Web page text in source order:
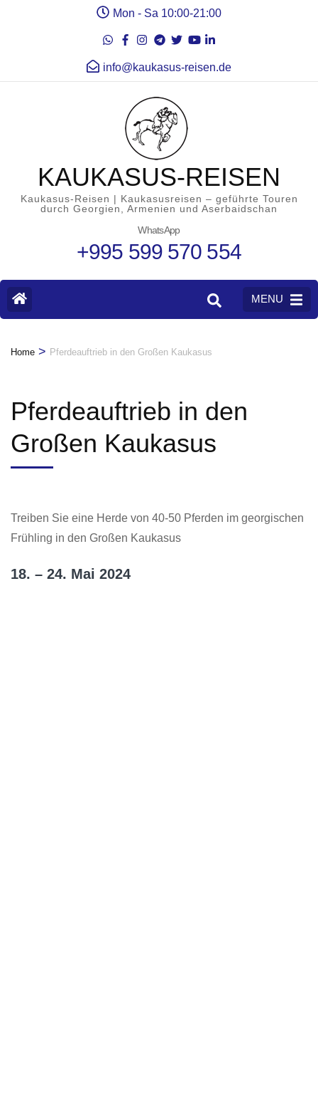
Mon - Sa 10:00-21:00
info@kaukasus-reisen.de
KAUKASUS-REISEN
Kaukasus-Reisen | Kaukasusreisen – geführte Touren
durch Georgien, Armenien und Aserbaidschan
WhatsApp
+995 599 570 554
MENU
Home > Pferdeauftrieb in den Großen Kaukasus
Pferdeauftrieb in den
Großen Kaukasus
Treiben Sie eine Herde von 40-50 Pferden im georgischen
Frühling in den Großen Kaukasus
18. – 24. Mai 2024